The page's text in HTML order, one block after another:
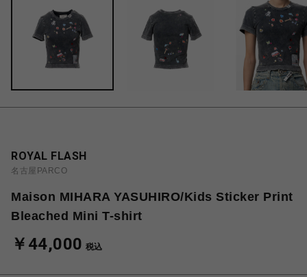
ROYAL FLASH
名古屋PARCO
Maison MIHARA YASUHIRO/Kids Sticker Print
Bleached Mini T-shirt
￥44,000 税込